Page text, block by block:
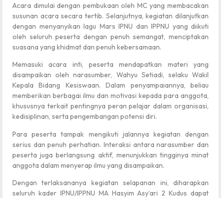
Acara dimulai dengan pembukaan oleh MC yang membacakan
susunan acara secara tertib. Selanjutnya, kegiatan dilanjutkan
dengan menyanyikan lagu Mars IPNU dan IPPNU yang diikuti
oleh seluruh peserta dengan penuh semangat, menciptakan
suasana yang khidmat dan penuh kebersamaan.
Memasuki acara inti, peserta mendapatkan materi yang
disampaikan oleh narasumber, Wahyu Setiadi, selaku Wakil
Kepala Bidang Kesiswaan. Dalam penyampaiannya, beliau
memberikan berbagai ilmu dan motivasi kepada para anggota,
khususnya terkait pentingnya peran pelajar dalam organisasi,
kedisiplinan, serta pengembangan potensi diri.
Para peserta tampak mengikuti jalannya kegiatan dengan
serius dan penuh perhatian. Interaksi antara narasumber dan
peserta juga berlangsung aktif, menunjukkan tingginya minat
anggota dalam menyerap ilmu yang disampaikan.
Dengan terlaksananya kegiatan selapanan ini, diharapkan
seluruh kader IPNU/IPPNU MA Hasyim Asy’ari 2 Kudus dapat